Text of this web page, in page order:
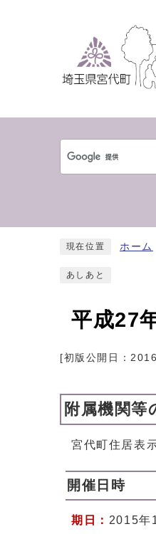
現在位置 ホーム
あしあと
平成27
[初版公開日：
附属機関等
宮代町住居表
開催日時
期日： 2015